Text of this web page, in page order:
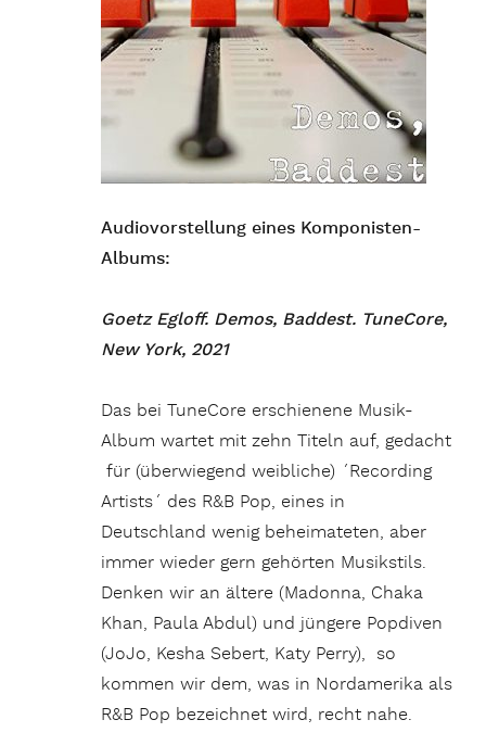
Audiovorstellung eines Komponisten-
Albums:
Goetz Egloff. Demos, Baddest. TuneCore,
New York, 2021
Das bei TuneCore erschienene Musik-
Album wartet mit zehn Titeln auf, gedacht
für (überwiegend weibliche) ´Recording
Artists´ des R&B Pop, eines in
Deutschland wenig beheimateten, aber
immer wieder gern gehörten Musikstils.
Denken wir an ältere (Madonna, Chaka
Khan, Paula Abdul) und jüngere Popdiven
(JoJo, Kesha Sebert, Katy Perry), so
kommen wir dem, was in Nordamerika als
R&B Pop bezeichnet wird, recht nahe.